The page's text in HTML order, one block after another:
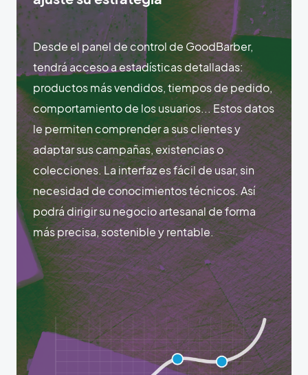
Desde el panel de control de GoodBarber,
tendrá acceso a estadísticas detalladas:
productos más vendidos, tiempos de pedido,
comportamiento de los usuarios... Estos datos
le permiten comprender a sus clientes y
adaptar sus campañas, existencias o
colecciones. La interfaz es fácil de usar, sin
necesidad de conocimientos técnicos. Así
podrá dirigir su negocio artesanal de forma
más precisa, sostenible y rentable.